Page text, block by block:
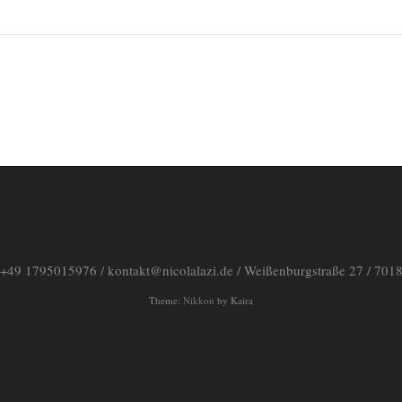
1795015976 / kontakt@nicolalazi.de / Weißenburgstraße 27 /
Theme: Nikkon by Kaira